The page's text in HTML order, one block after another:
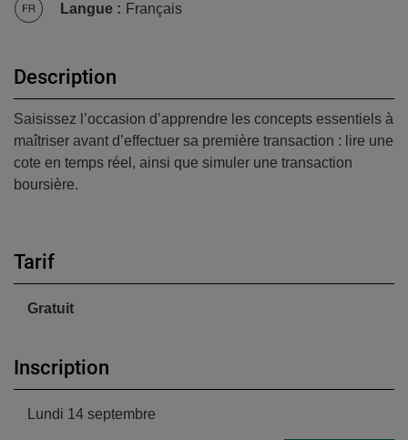
Langue : Français
Description
Saisissez l’occasion d’apprendre les concepts essentiels à
maîtriser avant d’effectuer sa première transaction : lire une
cote en temps réel, ainsi que simuler une transaction
boursière.
Tarif
Gratuit
Inscription
Lundi 14 septembre